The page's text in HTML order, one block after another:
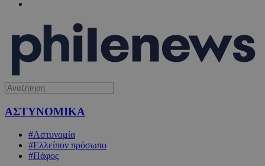
ΑΣΤΥΝΟΜΙΚΑ
#Αστυνομία
#Ελλείπον πρόσωπο
#Πάφος